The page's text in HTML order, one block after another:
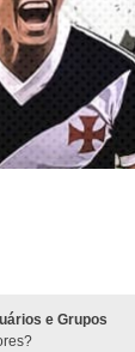
e Grupos